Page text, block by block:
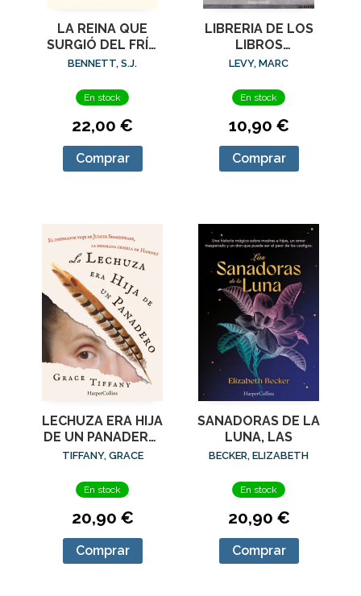
LA REINA QUE
SURGIÓ DEL FRÍO
(SU MAJESTAD, LA
INVESTIGADORA 5)
BENNETT, S.J.
En stock
22,00 €
Comprar
LIBRERIA DE LOS
LIBROS
PROHIBIDOS, LA
LEVY, MARC
En stock
10,90 €
Comprar
LECHUZA ERA HIJA
DE UN PANADERO,
LA
TIFFANY, GRACE
En stock
20,90 €
Comprar
SANADORAS DE LA
LUNA, LAS
BECKER, ELIZABETH
En stock
20,90 €
Comprar